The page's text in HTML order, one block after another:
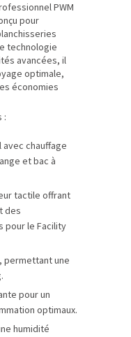
PWM
pour
technologie
avancées, il
optimale,
économies
:
chauffage
et bac à
tactile offrant
des
pour le Facility
permettant une
pour un
optimaux.
humidité